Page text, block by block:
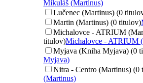
Mikuláš (Martinus)
Lučenec (Martinus) (0
Martin (Martinus) (0 titulov)
Michalovce - ATRIUM
titulov)Michalovce - ATRIUM
Myjava (Kniha Myjava) (0
Myjava)
Nitra - Centro (Martinus) (0
(Martinus)